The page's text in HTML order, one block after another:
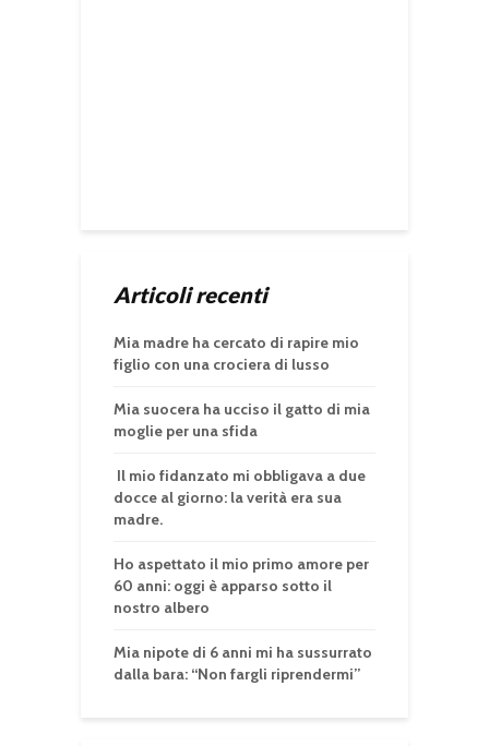
Articoli recenti
Mia madre ha cercato di rapire mio
figlio con una crociera di lusso
Mia suocera ha ucciso il gatto di mia
moglie per una sfida
Il mio fidanzato mi obbligava a due
docce al giorno: la verità era sua
madre.
Ho aspettato il mio primo amore per
60 anni: oggi è apparso sotto il
nostro albero
Mia nipote di 6 anni mi ha sussurrato
dalla bara: “Non fargli riprendermi”